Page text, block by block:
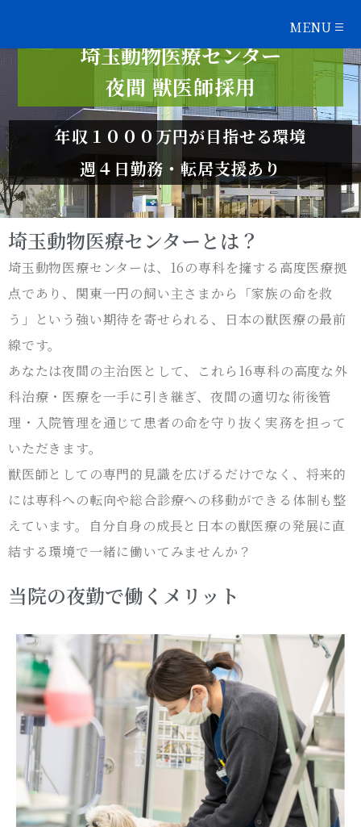
MENU
埼玉動物医療センター
夜間 獣医師採用
年収１０００万円が目指せる環境
週４日勤務・転居支援あり
埼玉動物医療センターとは？
埼玉動物医療センターは、16の専科を擁する高度医療拠
点であり、関東一円の飼い主さまから「家族の命を救
う」という強い期待を寄せられる、日本の獣医療の最前
線です。
あなたは夜間の主治医として、これら16専科の高度な外
科治療・医療を一手に引き継ぎ、夜間の適切な術後管
理・入院管理を通じて患者の命を守り抜く実務を担って
いただきます。
獣医師としての専門的見識を広げるだけでなく、将来的
には専科への転向や総合診療への移動ができる体制も整
えています。自分自身の成長と日本の獣医療の発展に直
結する環境で一緒に働いてみませんか？
当院の夜勤で働くメリット